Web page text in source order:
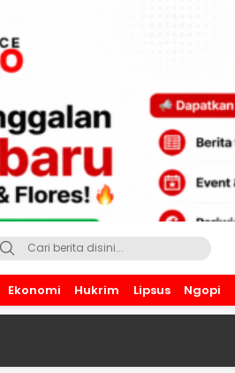
Ekonomi Hukrim Lipsus Ngopi